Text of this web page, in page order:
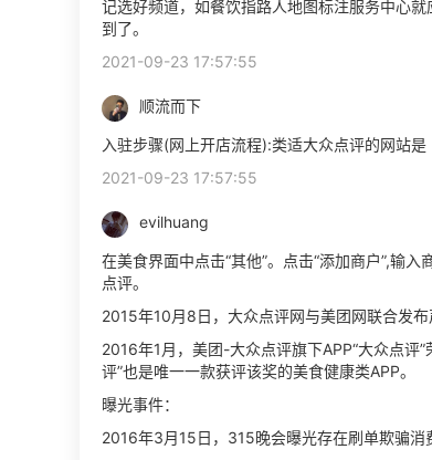
记选好频道，如餐饮指路人地图标注服务中心
到了。
2021-09-23 17:57:55
顺流而下
入驻步骤(网上开店流程):类适大众点评的网站是
2021-09-23 17:57:55
evilhuang
在美食界面中点击“其他”。点击“添加商户”,输
点评。
2015年10月8日，大众点评网与美团网联合发
2016年1月，美团-大众点评旗下APP“大众点评
评”也是唯一一款获评该奖的美食健康类APP。
曝光事件：
2016年3月15日，315晚会曝光存在刷单欺骗消